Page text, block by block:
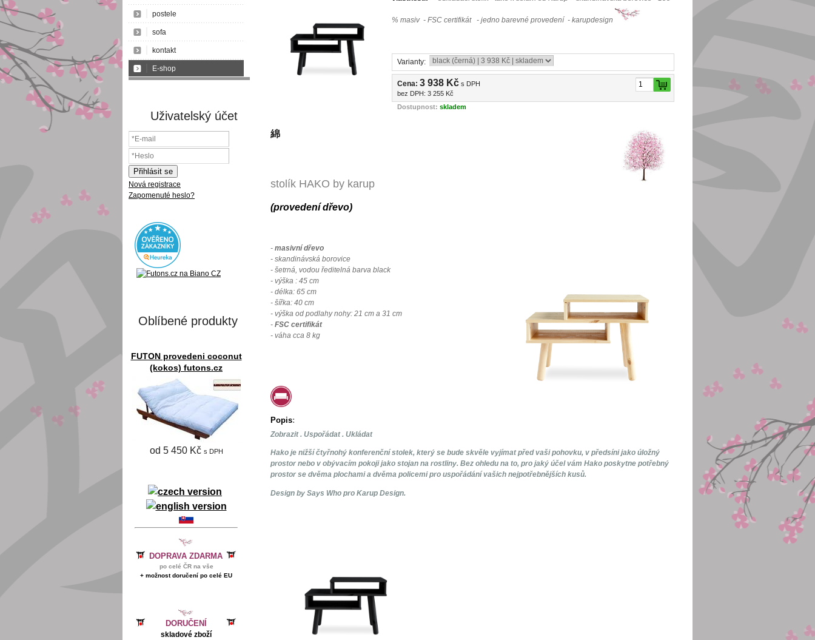
% masiv - FSC certifikát- jedno barevné provedení - karupdesign
Varianty:
Cena: 3 938 Kč s DPH
bez DPH: 3 255 Kč
Dostupnost: skladem
綿
stolík HAKO by karup
(provedení dřevo)
- masivní dřevo
- skandinávská borovice
- šetrná, vodou ředitelná barva black
- výška : 45 cm
- délka: 65 cm
- šířka: 40 cm
- výška od podlahy nohy: 21 cm a 31 cm
- FSC certifikát
- váha cca 8 kg
Popis:
Zobrazit . Uspořádat . Ukládat
Hako je nižší čtyřnohý konferenční stolek, který se bude skvěle vyjímat před vaši pohovku, v předsíni jako úložný
prostor nebo v obývacím pokoji jako stojan na rostliny. Bez ohledu na to, pro jaký účel vám Hako poskytne potřebný
prostor se dvěma plochami a dvěma policemi pro uspořádání vašich nejpotřebnějších kusů.
Design by Says Who pro Karup Design.
postele
sofa
kontakt
E-shop
Uživatelský účet
Nová registrace
Zapomenuté heslo?
Oblíbené produkty
FUTON provedeni coconut
(kokos) futons.cz
od 5 450 Kč s DPH
DOPRAVA ZDARMA
po celé ČR na vše
+ možnost doručení po celé EU
DORUČENÍ
skladové zboží